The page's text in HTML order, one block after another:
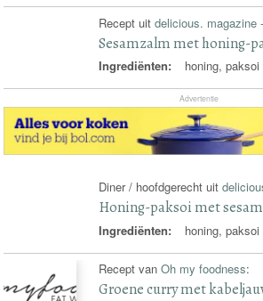
Recept uitdelicious. magazine
Sesamzalm met honing-
Ingrediënten: honing,
Advertentie
Diner / hoofdgerecht uit
Honing-paksoi met
Ingrediënten: honing,
Recept vanOh my foodness:
Groene curry met